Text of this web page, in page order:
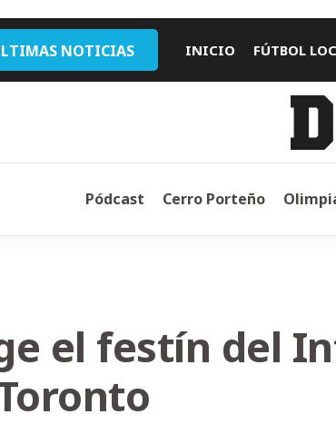
NOTICIAS INICIO FÚTBOL
Pódcast Cerro Porteño
el festín del